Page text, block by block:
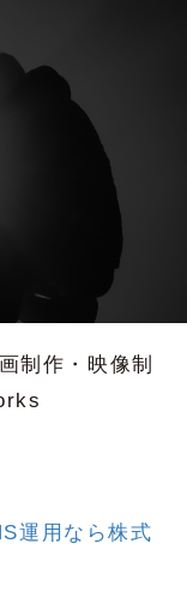
制作・映像制
運用なら株式